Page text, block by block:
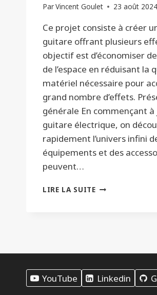
ParVincent Goulet 23 août 2024
Ce projet consiste à créer
guitare offrant plusieurs
objectif est d’économiser
de l’espace en réduisant la
matériel nécessaire pour
grand nombre d’effets.
générale En commençant
guitare électrique, on
rapidement l’univers infini
équipements et des
peuvent…
LIRE LA SUITEPÉDALE
YouTube Linkedin